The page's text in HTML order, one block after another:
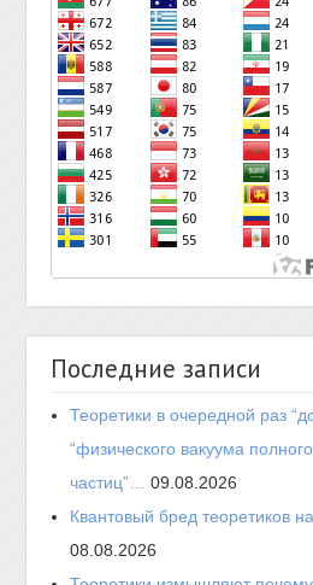
Последние записи
Теоретики в очередной раз
“физического вакуума
частиц”… 09.08.2026
Квантовый бред теоретиков
08.08.2026